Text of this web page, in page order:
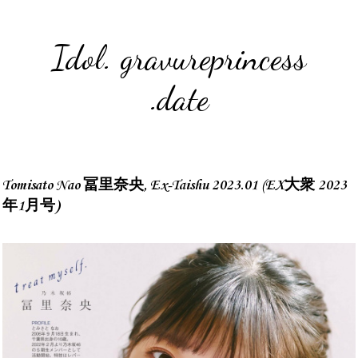
Idol. gravureprincess
.date
Tomisato Nao 冨里奈央, Ex-Taishu 2023.01 (EX大衆 2023
年1月号)